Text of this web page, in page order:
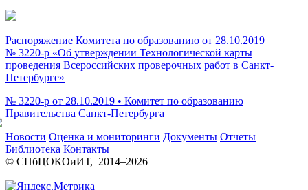
Распоряжение Комитета по образованию от 28.10.2019
№ 3220-р «Об утверждении Технологической карты
проведения Всероссийских проверочных работ в Санкт-
Петербурге»
№ 3220-р от 28.10.2019 • Комитет по образованию
Правительства Санкт-Петербурга
Новости Оценка и мониторинги Документы Отчеты
Библиотека Контакты
© СПбЦОКОиИТ, 2014–2026